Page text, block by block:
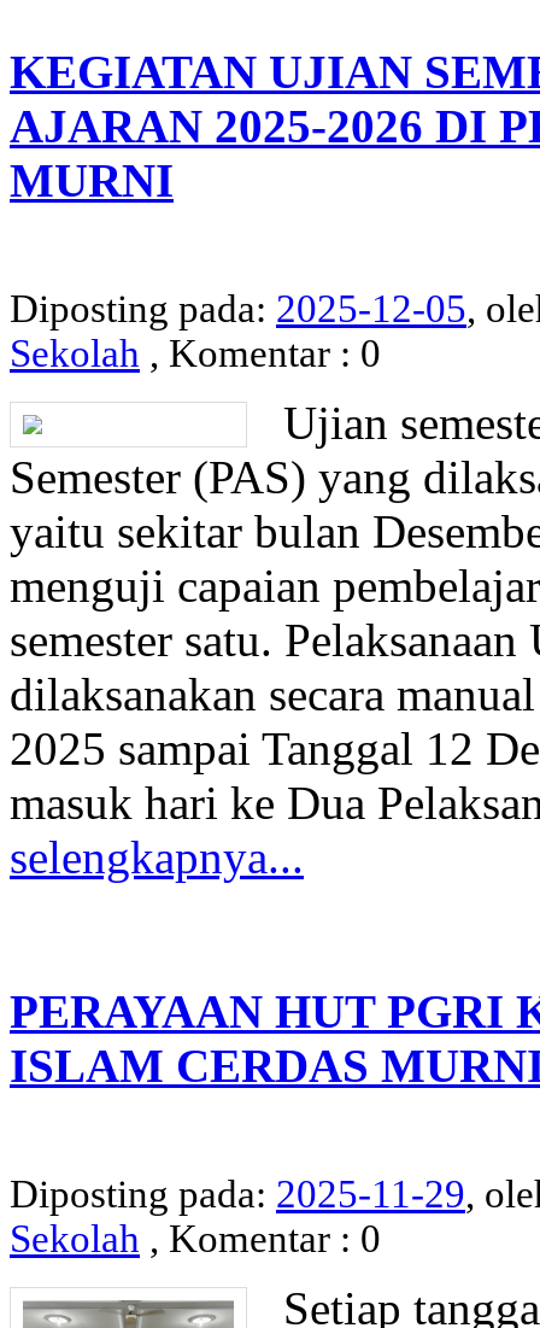
KEGIATAN UJIAN
AJARAN 2025-2026 DI
MURNI
Diposting pada: 2025-12-05,
Sekolah , Komentar : 0
Ujian
Semester (PAS) yang
yaitu sekitar bulan
menguji capaian
semester satu.
dilaksanakan secara
2025 sampai Tanggal 12
masuk hari ke Dua
selengkapnya...
PERAYAAN HUT PGRI
ISLAM CERDAS
Diposting pada: 2025-11-29,
Sekolah , Komentar : 0
Setiap